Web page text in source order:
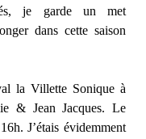
je garde un met
dans cette saison
la Villette Sonique à
& Jean Jacques. Le
J’étais évidemment